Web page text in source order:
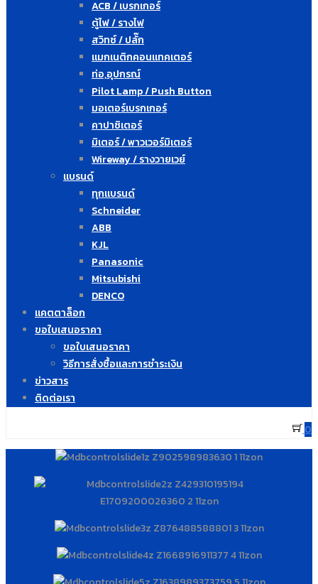
ACB / เบรกเกอร์
ตู้ไฟ / รางไฟ
สวิทซ์ / ปลั๊ก
แมกเนติกคอนแทคเตอร์
ท่อ,อุปกรณ์
Pilot Lamp / Push Button
มอเตอร์เบรกเกอร์
คาปาซิเตอร์
มิเตอร์ / พาวเวอร์มิเตอร์
Wireway / รางวายเวย์
แบรนด์
ทุกแบรนด์
Schneider
ABB
KJL
Panasonic
Mitsubishi
DENCO
แคตตาล็อก
ขอใบเสนอราคา
ขอใบเสนอราคา
วิธีการสั่งซื้อและการชำระเงิน
ข่าวสาร
ติดต่อเรา
0